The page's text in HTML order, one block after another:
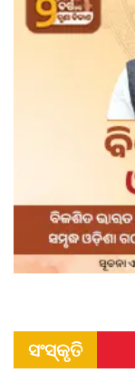
ସଂସ୍କୃତି